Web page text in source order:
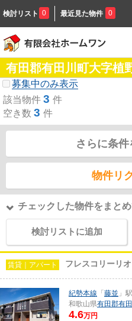
検討リスト 0 最近見た物件 0
有田郡有田川町大字植
募集中のみ表示
該当物件 3 件
空き数 3 件
さらに条
物件リ
チェックした物件をまと
検討リストに追加
賃貸｜アパート フレスコリーリ
紀勢本線 「 藤並 」
和歌山県有田郡有
4.6万円